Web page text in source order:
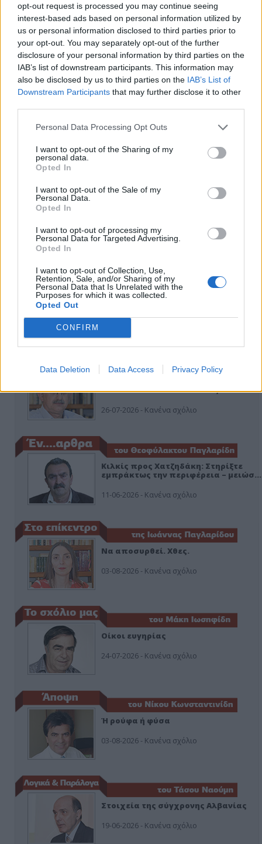
opt-out request is processed you may continue seeing
interest-based ads based on personal information utilized by
us or personal information disclosed to third parties prior to
your opt-out. You may separately opt-out of the further
disclosure of your personal information by third parties on the
IAB’s list of downstream participants. This information may
also be disclosed by us to third parties on the IAB’s List of
Downstream Participants that may further disclose it to other
Personal Data Processing Opt Outs
I want to opt-out of the Sharing of my
personal data.
Opted In
I want to opt-out of the Sale of my
Personal Data.
Opted In
I want to opt-out of processing my
Personal Data for Targeted Advertising.
Opted In
I want to opt-out of Collection, Use,
Retention, Sale, and/or Sharing of my
Personal Data that Is Unrelated with the
Purposes for which it was collected.
Opted Out
CONFIRM
Data Deletion Data Access Privacy Policy
Ειδήσεις 5-8-2026
ΑΠΟΨΕΙΣ
ο ΣΥΡΙΖΑ και οι Κιλκισιώτες
26-07-2026 - Κανένα σχόλιο
Κιλκίς προς Χατζηδάκη: Στηρίξτε
εμπράκτως την περιφέρεια – μειώσ…
11-06-2026 - Κανένα σχόλιο
Να αποσυρθεί. Χθες.
03-08-2026 - Κανένα σχόλιο
Οίκοι ευγηρίας
24-07-2026 - Κανένα σχόλιο
Ή ρούφα ή φύσα
03-08-2026 - Κανένα σχόλιο
Στοιχεία της σύγχρονης Αλβανίας
19-06-2026 - Κανένα σχόλιο